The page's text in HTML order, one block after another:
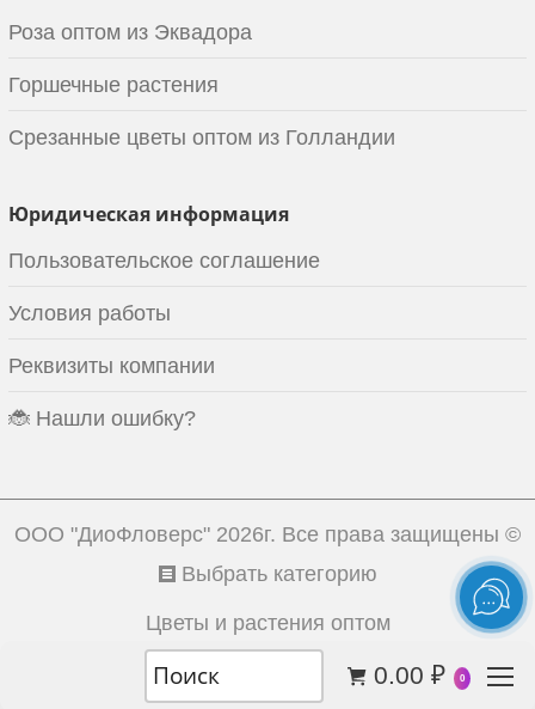
0.00 ₽ 0
Роза оптом из Эквадора
Горшечные растения
Срезанные цветы оптом из Голландии
Юридическая информация
Пользовательское соглашение
Условия работы
Реквизиты компании
🐞 Нашли ошибку?
ООО "ДиоФловерс" 2026г. Все права защищены ©
Выбрать категорию
Цветы и растения оптом